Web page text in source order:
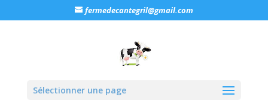
fermedecantegril@gmail.com
Sélectionner une page